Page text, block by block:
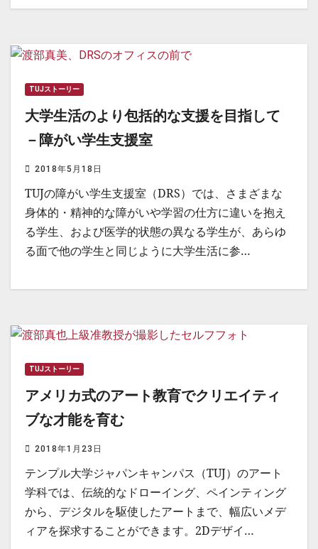
TUJストーリー
大学生活のより包括的な支援を目指して
－障がい学生支援室
2018年5月18日
TUJの障がい学生支援室（DRS）では、さまざまな
身体的・精神的な障がいや学習の仕方に違いを抱え
る学生、および医学的状態の異なる学生が、あらゆ
る面で他の学生と同じように大学生活に参…
TUJストーリー
アメリカ式のアート教育でクリエイティ
ブな才能を育む
2018年1月23日
テンプル大学ジャパンキャンパス（TUJ）のアート
学科では、伝統的なドローイング、ペインティング
から、デジタルを駆使したアートまで、幅広いメデ
ィアを探求することができます。2Dデザイ…